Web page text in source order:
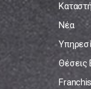
Νέα
Θέσεις